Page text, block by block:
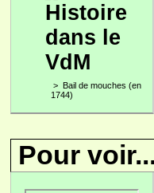
Histoire
dans le
VdM
> Bail de mouches (en
1744)
Pour